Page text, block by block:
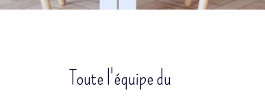
Toute l'équipe du